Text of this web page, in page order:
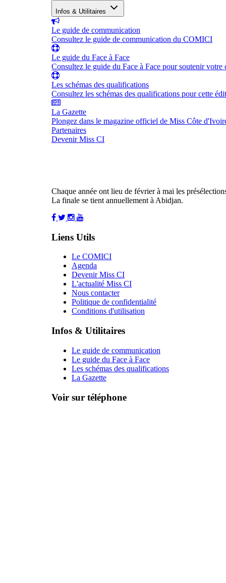
Infos & Utilitaires
Le guide de communication
Consultez le guide de communication du COMICI
Le guide du Face à Face
Consultez le guide du Face à Face pour soutenir votre
Les schémas des qualifications
Consultez les schémas des qualifications pour cette
La Gazette
Plongez dans le magazine officiel de Miss Côte
Partenaires
Devenir Miss CI
Chaque année ont lieu de février à mai les
La finale se tient annuellement à Abidjan.
Liens Utils
Le COMICI
Agenda
Devenir Miss CI
L'actualité Miss CI
Nous contacter
Politique de confidentialité
Conditions d'utilisation
Infos & Utilitaires
Le guide de communication
Le guide du Face à Face
Les schémas des qualifications
La Gazette
Voir sur téléphone